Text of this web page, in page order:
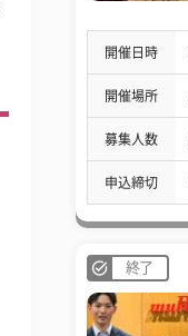
開催日時
開催場所
募集人数
申込締切
終了